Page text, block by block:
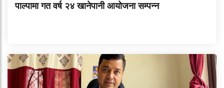
पाल्पामा गत वर्ष २४ खानेपानी आयोजना सम्पन्न